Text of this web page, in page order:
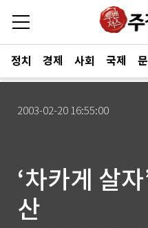
정치 경제 사회 국제
2003-02-20 16:55:00
‘차카게 살
산